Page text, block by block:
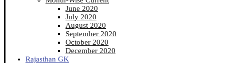
June 2020
July 2020
August 2020
September 2020
October 2020
December 2020
Rajasthan GK